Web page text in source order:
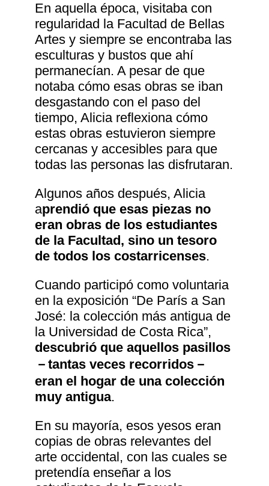
En aquella época, visitaba con
regularidad la Facultad de Bellas
Artes y siempre se encontraba las
esculturas y bustos que ahí
permanecían. A pesar de que
notaba cómo esas obras se iban
desgastando con el paso del
tiempo, Alicia reflexiona cómo
estas obras estuvieron siempre
cercanas y accesibles para que
todas las personas las disfrutaran.
Algunos años después, Alicia
aprendió que esas piezas no
eran obras de los estudiantes
de la Facultad, sino un tesoro
de todos los costarricenses.
Cuando participó como voluntaria
en la exposición “De París a San
José: la colección más antigua de
la Universidad de Costa Rica”,
descubrió que aquellos pasillos
－tantas veces recorridos－
eran el hogar de una colección
muy antigua.
En su mayoría, esos yesos eran
copias de obras relevantes del
arte occidental, con las cuales se
pretendía enseñar a los